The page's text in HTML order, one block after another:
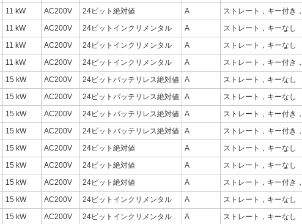
11 kW AC200V 24ビット絶対値 A ストレート，キー付き
11 kW AC200V 24ビットインクリメンタル A ストレート，キーなし
11 kW AC200V 24ビットインクリメンタル A ストレート，キーなし
11 kW AC200V 24ビットインクリメンタル A ストレート，キー付き
15 kW AC200V 24ビットバッテリレス絶対値 A ストレート，キーなし
15 kW AC200V 24ビットバッテリレス絶対値 A ストレート，キーなし
15 kW AC200V 24ビットバッテリレス絶対値 A ストレート，キー付き
15 kW AC200V 24ビットバッテリレス絶対値 A ストレート，キー付き
15 kW AC200V 24ビット絶対値 A ストレート，キーなし
15 kW AC200V 24ビット絶対値 A ストレート，キーなし
15 kW AC200V 24ビット絶対値 A ストレート，キー付き
15 kW AC200V 24ビットインクリメンタル A ストレート，キーなし
15 kW AC200V 24ビットインクリメンタル A ストレート，キーなし